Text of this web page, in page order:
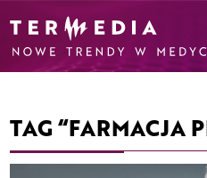
TAG “FARMACJA